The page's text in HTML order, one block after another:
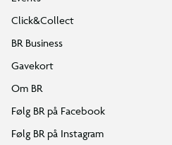
Click&Collect
BR Business
Gavekort
Om BR
Følg BR på Facebook
Følg BR på Instagram